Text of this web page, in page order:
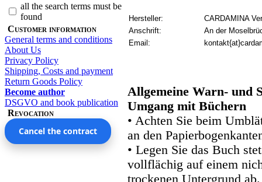
all the search terms must be
found
Customer information
General terms and conditions
About Us
Privacy Policy
Shipping, Costs and payment
Return Goods Policy
Become author
DSGVO and book publication
Revocation
Cancel the contract
Hersteller:
CARDAMINA
Anschrift:
An der
Email:
Allgemeine Warn- und
Umgang mit Büchern
• Achten Sie beim
an den
• Legen Sie das Buch
vollflächig auf einem
trockenen Untergrund ab.